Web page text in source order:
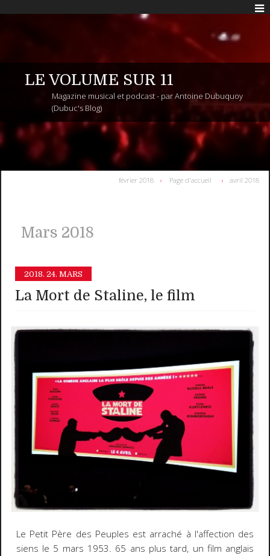
LE VOLUME SUR 11
Magazine musical et podcast - par Antoine Dubuquoy
(Dubuc's Blog)
février 2018 Page d'accueil avril 2018
Mars 2018
2018. 24. MARS
La Mort de Staline, le film
Le Petit Père des Peuples est arraché à l'affection des
siens le 5 mars 1953. 65 ans plus tard, un film anglais